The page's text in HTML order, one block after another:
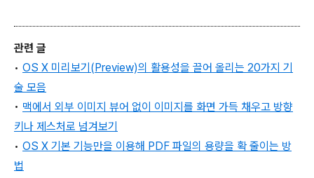
관련 글
• OS X 미리보기(Preview)의 활용성을 끌어 올리는 20가지 기
술 모음
• 맥에서 외부 이미지 뷰어 없이 이미지를 화면 가득 채우고 방향
키나 제스처로 넘겨보기
• OS X 기본 기능만을 이용해 PDF 파일의 용량을 확 줄이는 방
법